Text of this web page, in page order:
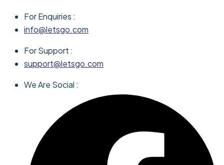
For Enquiries :
info@letsgo.com
For Support :
support@letsgo.com
We Are Social :